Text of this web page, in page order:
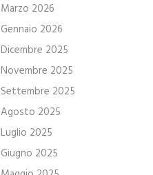
Marzo 2026
Gennaio 2026
Dicembre 2025
Novembre 2025
Settembre 2025
Agosto 2025
Luglio 2025
Giugno 2025